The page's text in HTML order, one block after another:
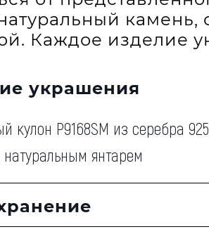
камень,
Каждое изделие
украшения
кулон P9168SM из серебра
янтарем